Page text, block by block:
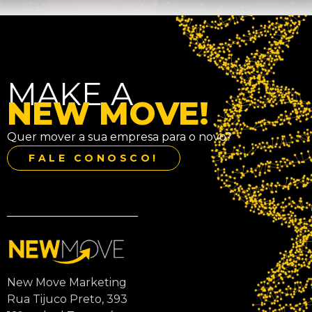
MAKE A
NEW MOVE!
Quer mover a sua empresa para o novo?
FALE CONOSCO!
New Move Marketing
Rua Tijuco Preto, 393